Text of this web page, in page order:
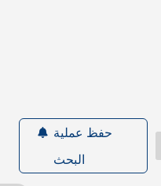
حفظ عملية
البحث